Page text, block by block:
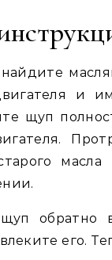
и
щуп
обратно
его.